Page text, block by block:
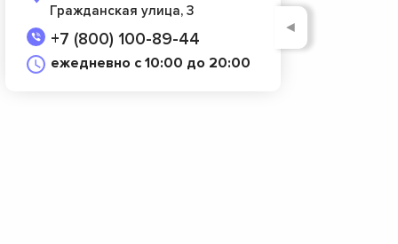
Гражданская улица, 3
+7 (800) 100-89-44
ежедневно с 10:00 до 20:00
◄